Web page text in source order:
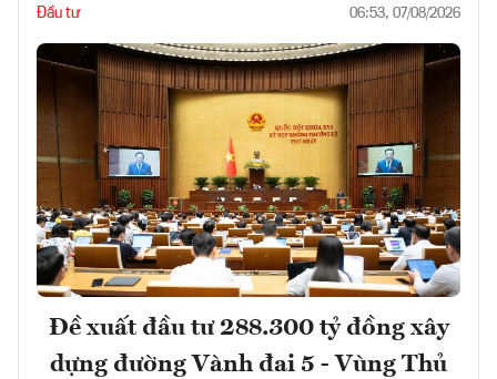
Đầu tư 06:53, 07/08/2026
Đề xuất đầu tư 288.300 tỷ đồng xây
dựng đường Vành đai 5 - Vùng Thủ